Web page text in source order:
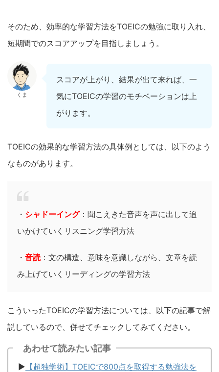
そのため、効率的な学習方法をTOEICの勉強に取り入れ、
短期間でのスコアアップを目指しましょう。
くま
スコアが上がり、結果が出て来れば、一
気にTOEICの学習のモチベーションは上
がります。
TOEICの効果的な学習方法の具体例としては、以下のよう
なものがあります。
・ シャドーイング：聞こえきた音声を声に出して追
いかけていくリスニング学習方法
・ 音読：文の構造、意味を意識しながら、文章を読
み上げていくリーディングの学習方法
こういったTOEICの学習方法については、以下の記事で解
説しているので、併せてチェックしてみてください。
あわせて読みたい記事
▶︎ 【超独学術】 TOEICで800点を取得する勉強法を